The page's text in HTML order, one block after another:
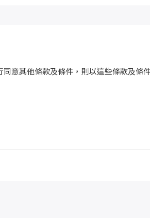
品品質
意其他條款及條件，則以這些條款及條